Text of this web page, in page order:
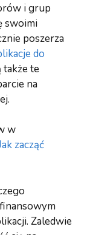
i grup
swoimi
poszerza
do
także te
na
w
zacząć
Zaledwie